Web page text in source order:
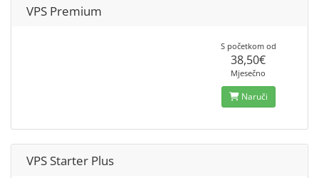
VPS Premium
S početkom od
38,50€
Mjesečno
Naruči
VPS Starter Plus